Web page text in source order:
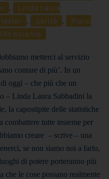
,
Linda Laura
, parità ,
Piano
balance
metterci al servizio
contare di più’. In un
oggi – che più che un
– Linda Laura Sabbadini la
la capostipite delle statistiche
combattere tutte insieme per
creare – scrive – una
se non siamo noi a farlo,
di potere porteranno più
che le cose possano realmente